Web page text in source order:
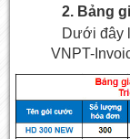
2. Bảng
Dưới đây
VNPT-